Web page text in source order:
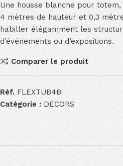
Une housse blanche pour
4 mètres de hauteur et 0,3
habiller élégamment les
d’événements ou d’expositions.
Comparer le produit
Réf.FLEXTUB4B
Catégorie : DECORS